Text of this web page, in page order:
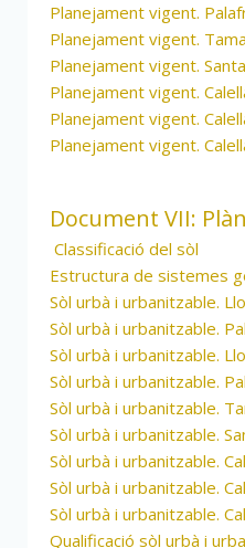
Planejament vigent.
Planejament vigent.
Planejament vigent.
Planejament vigent.
Planejament vigent.
Planejament vigent.
Document VII:
Classificació del sòl
Estructura de sistemes
Sòl urbà i urbanitzable.
Sòl urbà i urbanitzable.
Sòl urbà i urbanitzable.
Sòl urbà i urbanitzable.
Sòl urbà i urbanitzable.
Sòl urbà i urbanitzable.
Sòl urbà i urbanitzable.
Sòl urbà i urbanitzable.
Sòl urbà i urbanitzable.
Qualificació sòl urbà i